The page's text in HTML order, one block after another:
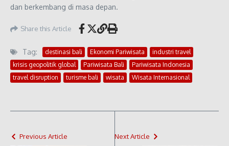
dan berkembang di masa depan.
Share this Article
Tag: destinasi bali Ekonomi Pariwisata
industri travel
krisis geopolitik global
Pariwisata Bali
Pariwisata Indonesia
travel disruption
turisme bali wisata Wisata Internasional
Previous Article Next Article